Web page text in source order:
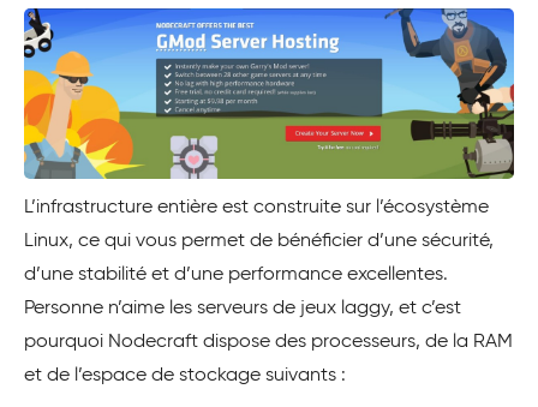
L’infrastructure entière est construite sur l’écosystème
Linux, ce qui vous permet de bénéficier d’une sécurité,
d’une stabilité et d’une performance excellentes.
Personne n’aime les serveurs de jeux laggy, et c’est
pourquoi Nodecraft dispose des processeurs, de la RAM
et de l’espace de stockage suivants :